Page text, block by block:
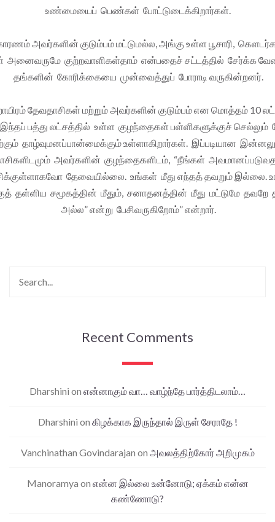
உண்மையைப் பெண்கள் போட்டுடைக்கிறார்கள்.
அவர்களின் குடும்பம் மட்டுமல்ல, அங்கு உள்ள பூசாரி,
அனைவருமே குற்றவாளிகள்தாம் என்பதைச் சட்டத்தில் சேர்க்க
தங்களின் கோரிக்கையை முன்வைத்துப் போராடி வருகின்றனர்.
தேவதாசிகள் மற்றும் அவர்களின் குடும்பம் என மொத்தம் 10
பத்து லட்சத்தில் உள்ள குழந்தைகள் பள்ளிகளுக்குச் செல்லும்
தாழ்வுமனப்பான்மைக்கும் உள்ளாகிறார்கள். இப்படியான
அவர்களின் குழந்தைகளிடம், “நீங்கள்
தேவையில்லை. உங்கள் மீது எந்தத் தவறும்
தள்ளிய சமூகத்தின் மீதும், சனாதனத்தின் மீது மட்டுமே தவறே
அல்ல” என்று பேசிவருகிறோம்” என்றார்.
Recent Comments
Dharshini on என்னாகும் வா… வாழ்ந்தே பார்த்திடலாம்…
Dharshini on கிழக்காக இருந்தால் இருள் சேராதே !
Vanchinathan Govindarajan on அவலத்திற்கோர் அறிமுகம்
Manoramya on என்ன இல்லை உன்னோடு; ஏக்கம் என்ன
கண்ணோடு?